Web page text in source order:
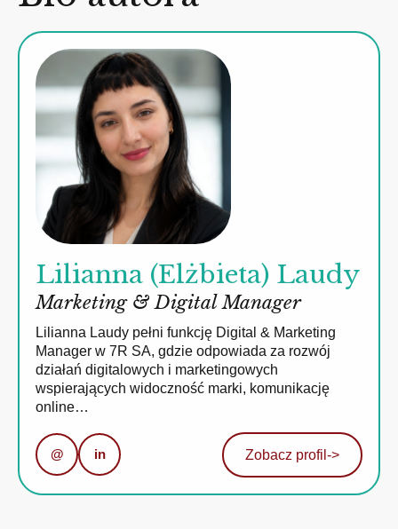
Lilianna (Elżbieta) Laudy
Marketing & Digital Manager
Lilianna Laudy pełni funkcję Digital & Marketing
Manager w 7R SA, gdzie odpowiada za rozwój
działań digitalowych i marketingowych
wspierających widoczność marki, komunikację
online…
@ in Zobacz profil ->